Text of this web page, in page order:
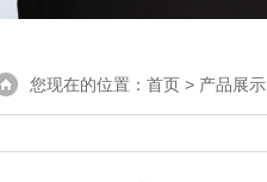
您现在的位置： 首页 > 产品展示